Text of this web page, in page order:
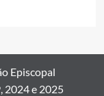
Episcopal
2024 e 2025